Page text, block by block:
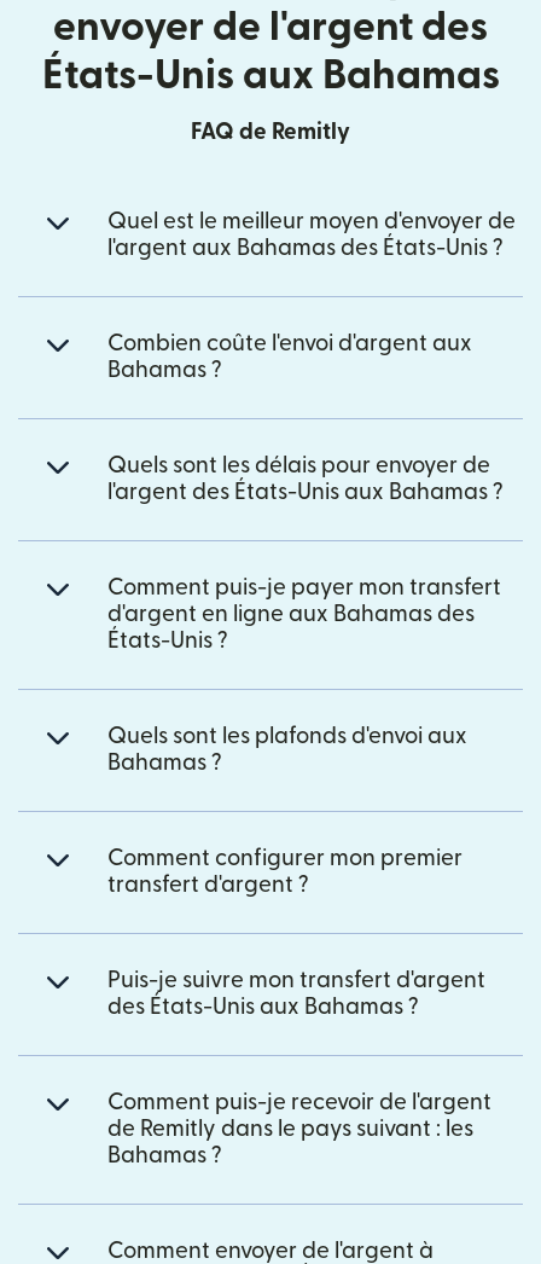
envoyer de l'argent des
États-Unis aux Bahamas
FAQ de Remitly
Quel est le meilleur moyen d'envoyer de
l'argent aux Bahamas des États-Unis ?
Combien coûte l'envoi d'argent aux
Bahamas ?
Quels sont les délais pour envoyer de
l'argent des États-Unis aux Bahamas ?
Comment puis-je payer mon transfert
d'argent en ligne aux Bahamas des
États-Unis ?
Quels sont les plafonds d'envoi aux
Bahamas ?
Comment configurer mon premier
transfert d'argent ?
Puis-je suivre mon transfert d'argent
des États-Unis aux Bahamas ?
Comment puis-je recevoir de l'argent
de Remitly dans le pays suivant : les
Bahamas ?
Comment envoyer de l'argent à